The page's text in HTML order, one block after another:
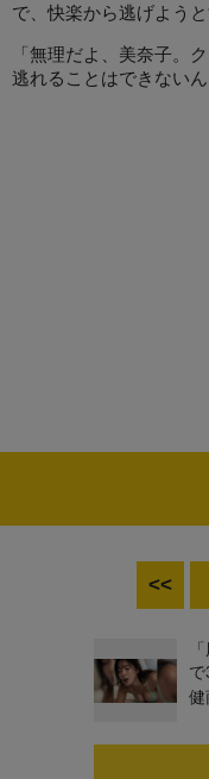
で、快楽から逃げよう
「無理だよ、美奈子。
逃れることはできないん
<<
朝
健